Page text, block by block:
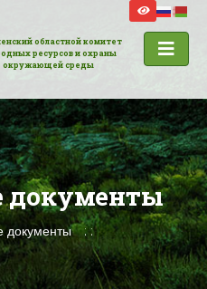
областной комитет
ресурсов и охраны
окружающей среды
документы